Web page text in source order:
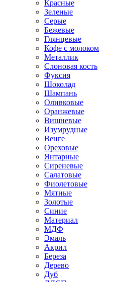
Красные
Зеленые
Серые
Бежевые
Глянцевые
Кофе с молоком
Металлик
Слоновая кость
Фуксия
Шоколад
Шампань
Оливковые
Оранжевые
Вишневые
Изумрудные
Венге
Ореховые
Янтарные
Сиреневые
Салатовые
Фиолетовые
Мятные
Золотые
Синие
Материал
МДФ
Эмаль
Акрил
Береза
Дерево
Дуб